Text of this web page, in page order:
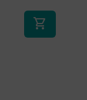
shopping_cart